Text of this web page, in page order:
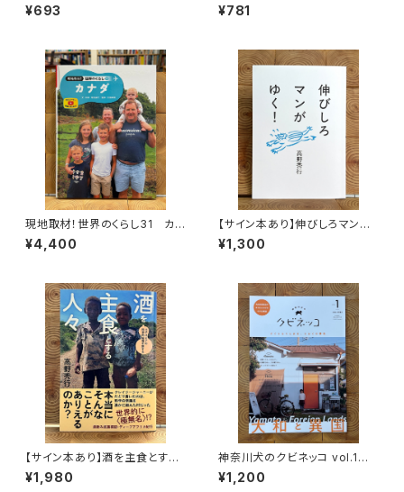
¥693 ¥781
現地取材！世界のくらし31 カナ
ダ
¥4,400
【サイン本あり】伸びしろマンが
ゆく！
¥1,300
【サイン本あり】酒を主食とする
人々 エチオピアの科学的秘境
を旅する
¥1,980
神奈川犬のクビネッコ vol.1
特集：大和と異国
¥1,200